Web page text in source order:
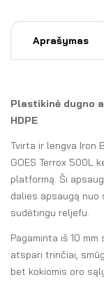
t
v
:
Aprašymas
Plastikinė dugno
HDPE
Tvirta ir lengva Iron
GOES Terrox 500L
platformą. Ši
dalies apsaugą nuo
sudėtingu reljefu.
Pagaminta iš 10
atspari trinčiai,
bet kokiomis oro